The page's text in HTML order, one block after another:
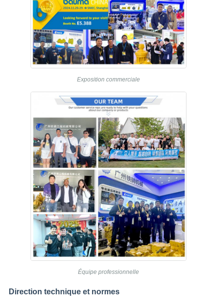
Exposition commerciale
Équipe professionnelle
Direction technique et normes